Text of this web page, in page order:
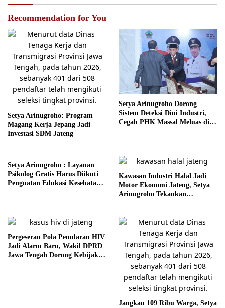
Recommendation for You
Setya Arinugroho: Program
Magang Kerja Jepang Jadi
Investasi SDM Jateng
Setya Arinugroho Dorong
Sistem Deteksi Dini Industri,
Cegah PHK Massal Meluas di
Setya Arinugroho : Layanan
Psikolog Gratis Harus Diikuti
Penguatan Edukasi Kesehatan
Kawasan Industri Halal Jadi
Motor Ekonomi Jateng, Setya
Arinugroho Tekankan
Pergeseran Pola Penularan HIV
Jadi Alarm Baru, Wakil DPRD
Jawa Tengah Dorong Kebijakan
Jangkau 109 Ribu Warga, Setya